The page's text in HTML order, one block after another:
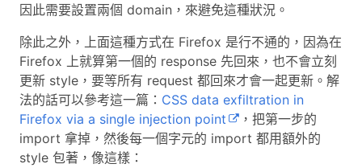
因此需要設置兩個 domain，來避免這種狀況。
除此之外，上面這種方式在 Firefox 是行不通的，因為在
Firefox 上就算第一個的 response 先回來，也不會立刻
更新 style，要等所有 request 都回來才會一起更新。解
法的話可以參考這一篇： CSS data exfiltration in
Firefox via a single injection point
，把第一步的
import 拿掉，然後每一個字元的 import 都用額外的
style 包著，像這樣：